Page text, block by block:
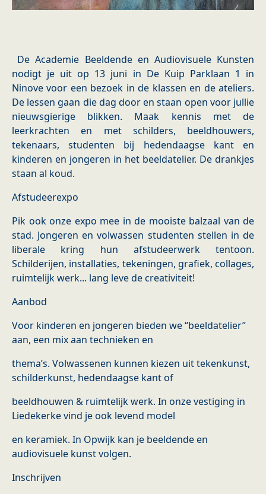
De Academie Beeldende en Audiovisuele Kunsten
nodigt je uit op 13 juni in De Kuip Parklaan 1 in
Ninove voor een bezoek in de klassen en de ateliers.
De lessen gaan die dag door en staan open voor jullie
nieuwsgierige blikken. Maak kennis met de
leerkrachten en met schilders, beeldhouwers,
tekenaars, studenten bij hedendaagse kant en
kinderen en jongeren in het beeldatelier. De drankjes
staan al koud.
Afstudeerexpo
Pik ook onze expo mee in de mooiste balzaal van de
stad. Jongeren en volwassen studenten stellen in de
liberale kring hun afstudeerwerk tentoon.
Schilderijen, installaties, tekeningen, grafiek, collages,
ruimtelijk werk... lang leve de creativiteit!
Aanbod
Voor kinderen en jongeren bieden we “beeldatelier”
aan, een mix aan technieken en
thema’s. Volwassenen kunnen kiezen uit tekenkunst,
schilderkunst, hedendaagse kant of
beeldhouwen & ruimtelijk werk. In onze vestiging in
Liedekerke vind je ook levend model
en keramiek. In Opwijk kan je beeldende en
audiovisuele kunst volgen.
Inschrijven